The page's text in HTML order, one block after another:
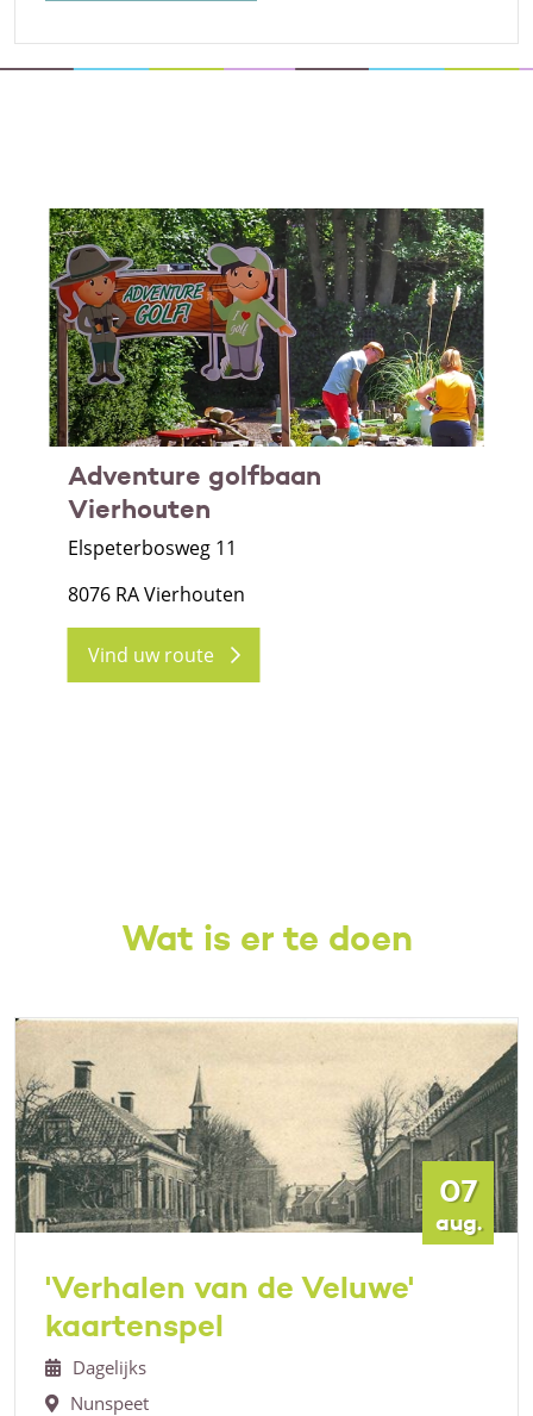
Adventure golfbaan
Vierhouten
Elspeterbosweg 11
8076 RA Vierhouten
Vind uw route
Wat is er te doen
07
aug.
'Verhalen van de Veluwe'
kaartenspel
Dagelijks
Nunspeet